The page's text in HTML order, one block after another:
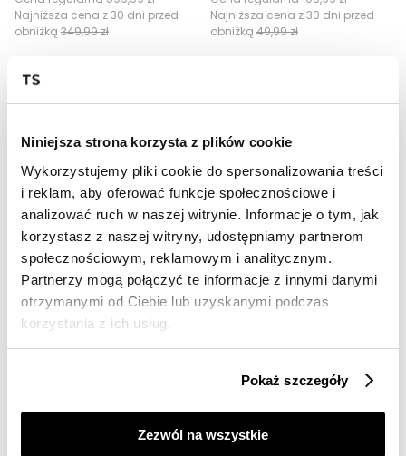
Niniejsza strona korzysta z plików cookie
Wykorzystujemy pliki cookie do spersonalizowania treści
i reklam, aby oferować funkcje społecznościowe i
analizować ruch w naszej witrynie. Informacje o tym, jak
korzystasz z naszej witryny, udostępniamy partnerom
społecznościowym, reklamowym i analitycznym.
Partnerzy mogą połączyć te informacje z innymi danymi
otrzymanymi od Ciebie lub uzyskanymi podczas
korzystania z ich usług.
Pokaż szczegóły
Zezwól na wszystkie
Najniższa cena z 30 dni przed
obniżką 349,99 zł
Najniższa cena z 30 dni przed
obniżką 49,99 zł
OUTLET
HOT
Płaszcz z wełną w kratę
299,99 zł
Cena regularna799,99 zł
SALE
HOT
Rękawiczki męskie
Cena regularna169,99 zł
obniżką89,99 zł